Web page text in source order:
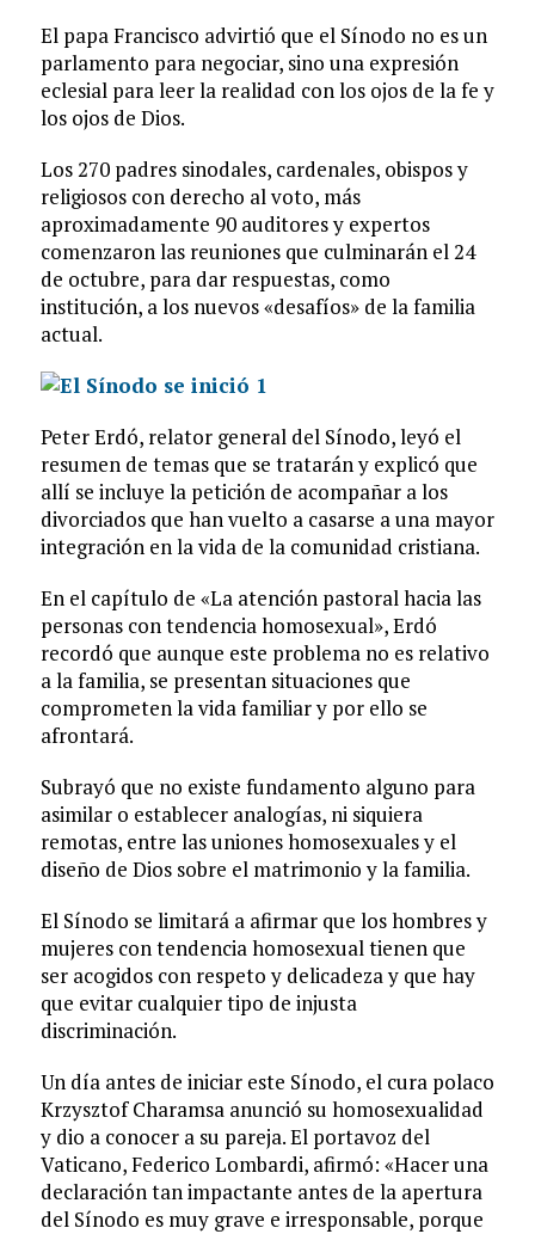
El papa Francisco advirtió que el Sínodo no es un
parlamento para negociar, sino una expresión
eclesial para leer la realidad con los ojos de la fe y
los ojos de Dios.
Los 270 padres sinodales, cardenales, obispos y
religiosos con derecho al voto, más
aproximadamente 90 auditores y expertos
comenzaron las reuniones que culminarán el 24
de octubre, para dar respuestas, como
institución, a los nuevos «desafíos» de la familia
actual.
Peter Erdó, relator general del Sínodo, leyó el
resumen de temas que se tratarán y explicó que
allí se incluye la petición de acompañar a los
divorciados que han vuelto a casarse a una mayor
integración en la vida de la comunidad cristiana.
En el capítulo de «La atención pastoral hacia las
personas con tendencia homosexual», Erdó
recordó que aunque este problema no es relativo
a la familia, se presentan situaciones que
comprometen la vida familiar y por ello se
afrontará.
Subrayó que no existe fundamento alguno para
asimilar o establecer analogías, ni siquiera
remotas, entre las uniones homosexuales y el
diseño de Dios sobre el matrimonio y la familia.
El Sínodo se limitará a afirmar que los hombres y
mujeres con tendencia homosexual tienen que
ser acogidos con respeto y delicadeza y que hay
que evitar cualquier tipo de injusta
discriminación.
Un día antes de iniciar este Sínodo, el cura polaco
Krzysztof Charamsa anunció su homosexualidad
y dio a conocer a su pareja. El portavoz del
Vaticano, Federico Lombardi, afirmó: «Hacer una
declaración tan impactante antes de la apertura
del Sínodo es muy grave e irresponsable, porque